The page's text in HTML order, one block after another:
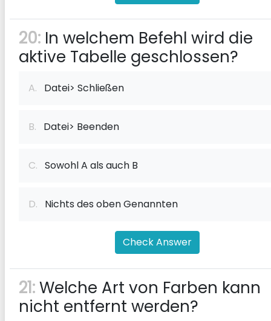
20: In welchem ​​Befehl wird die
aktive Tabelle geschlossen?
A. Datei> Schließen
B. Datei> Beenden
C. Sowohl A als auch B
D. Nichts des oben Genannten
Check Answer
21:Welche Art von Farben kann
nicht entfernt werden?